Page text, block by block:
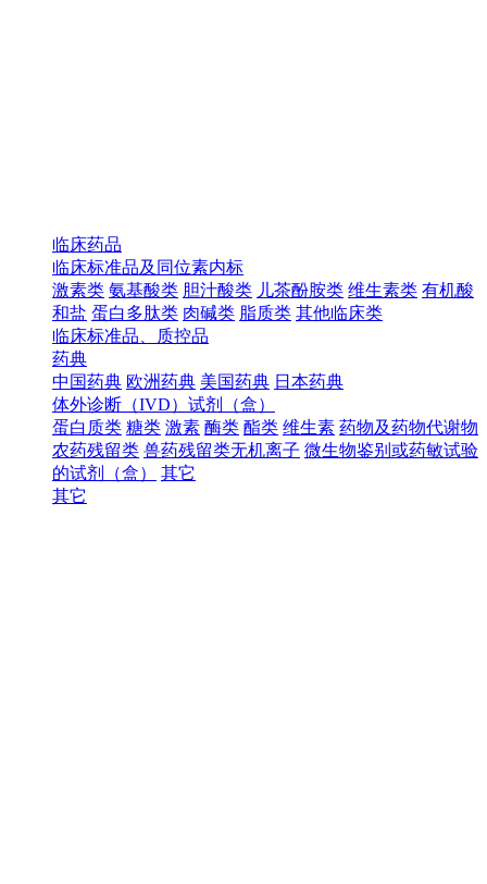
临床药品
临床标准品及同位素内标
激素类 氨基酸类 胆汁酸类 儿茶酚胺类 维生素类 有机酸
和盐 蛋白多肽类 肉碱类 脂质类 其他临床类
临床标准品、质控品
药典
中国药典 欧洲药典 美国药典 日本药典
体外诊断（IVD）试剂（盒）
蛋白质类 糖类 激素 酶类 酯类 维生素 药物及药物代谢物
农药残留类 兽药残留类无机离子 微生物鉴别或药敏试验
的试剂（盒）
其它
其它